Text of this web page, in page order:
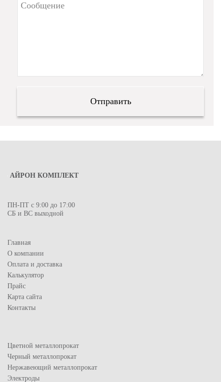
АЙРОН КОМПЛЕКТ
ПН-ПТ с 9:00 до 17:00
СБ и ВС выходной
Главная
О компании
Оплата и доставка
Калькулятор
Прайс
Карта сайта
Контакты
Цветной металлопрокат
Черный металлопрокат
Нержавеющий металлопрокат
Электроды